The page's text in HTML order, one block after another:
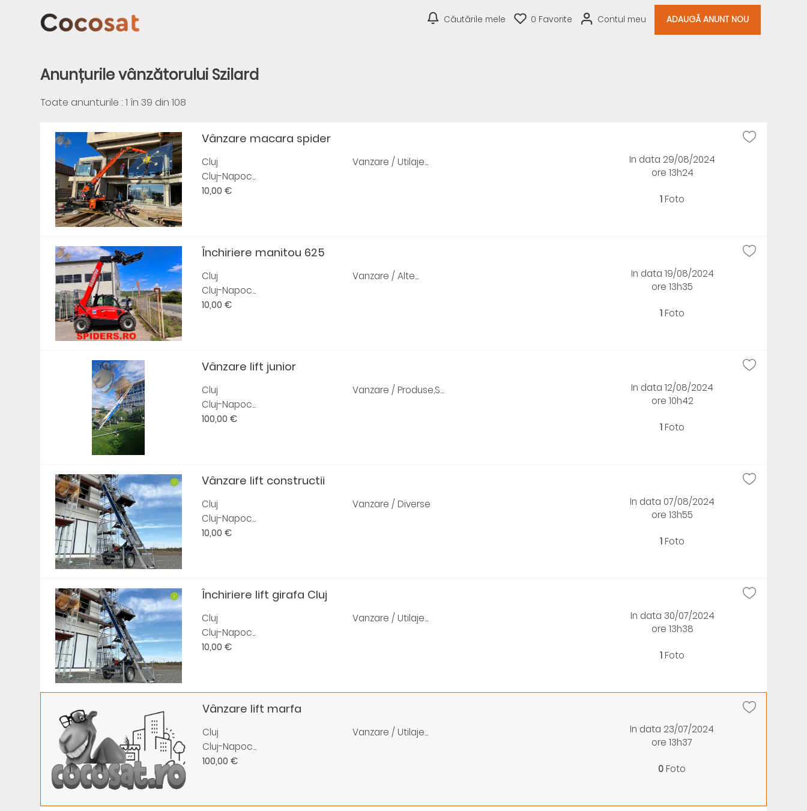
Căutările mele 0 Favorite Contul meu ADAUGĂ ANUNT NOU
Anunțurile vânzătorului Szilard
Toate anunturile : 1 în39 din108
Vânzare macara spider
Cluj
Cluj-Napoc...
10,00 €
Vanzare / Utilaje...
In data 29/08/2024
ore 13h24
1 Foto
Închiriere manitou 625
Cluj
Cluj-Napoc...
10,00 €
Vanzare / Alte...
In data 19/08/2024
ore 13h35
1 Foto
Vânzare lift junior
Cluj
Cluj-Napoc...
100,00 €
Vanzare / Produse,S...
In data 12/08/2024
ore 10h42
1 Foto
Vânzare lift constructii
Cluj
Cluj-Napoc...
10,00 €
Vanzare / Diverse
In data 07/08/2024
ore 13h55
1 Foto
Închiriere lift girafa Cluj
Cluj
Cluj-Napoc...
10,00 €
Vanzare / Utilaje...
In data 30/07/2024
ore 13h38
1 Foto
Vânzare lift marfa
Cluj
Cluj-Napoc...
100,00 €
Vanzare / Utilaje...
In data 23/07/2024
ore 13h37
0Foto